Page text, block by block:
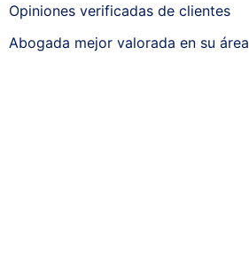
Opiniones verificadas de clientes
Abogada mejor valorada en su área